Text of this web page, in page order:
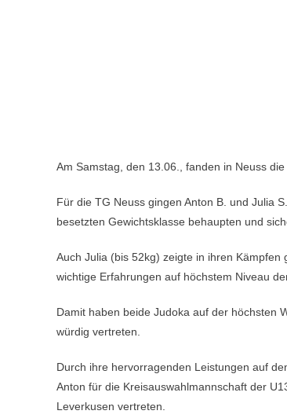
Am Samstag, den 13.06., fanden in Neuss
Für die TG Neuss gingen Anton B. und Julia
besetzten Gewichtsklasse behaupten und
Auch Julia (bis 52kg) zeigte in ihren
wichtige Erfahrungen auf höchstem Niveau
Damit haben beide Judoka auf der höchsten
würdig vertreten.
Durch ihre hervorragenden Leistungen auf
Anton für die Kreisauswahlmannschaft der
Leverkusen vertreten.